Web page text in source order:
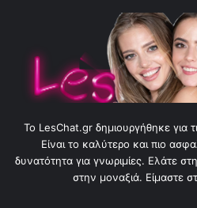
To LesChat.gr δημιουργήθηκε για
Είναι το καλύτερο και πιο
δυνατότητα για γνωριμίες. Ελάτε
στην μοναξιά. Είμαστε